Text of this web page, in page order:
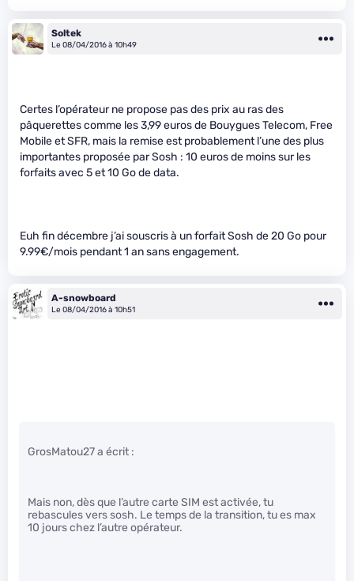
Soltek
Le 08/04/2016 à 10h49
Certes l’opérateur ne propose pas des prix au ras des
pâquerettes comme les 3,99 euros de Bouygues Telecom, Free
Mobile et SFR, mais la remise est probablement l’une des plus
importantes proposée par Sosh : 10 euros de moins sur les
forfaits avec 5 et 10 Go de data.
Euh fin décembre j’ai souscris à un forfait Sosh de 20 Go pour
9.99€/mois pendant 1 an sans engagement.
A-snowboard
Le 08/04/2016 à 10h51
GrosMatou27 a écrit :
Mais non, dès que l’autre carte SIM est activée, tu
rebascules vers sosh. Le temps de la transition, tu es max
10 jours chez l’autre opérateur.